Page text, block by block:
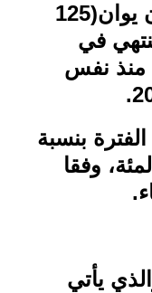
العمليات بلغت 848 مليون يوان(125
في
منذ نفس
بنسبة
المتوقع وهي 3 بالمئة، وفقا
.
يأتي